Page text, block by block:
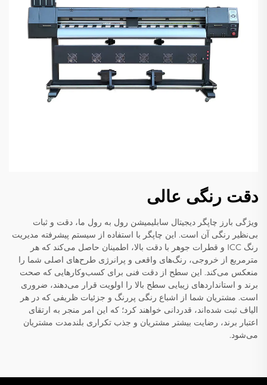
دقت رنگی عالی
ویژگی بارز چاپگر دیجیتال سابلیمیشن رول به رول ما، دقت و ثبات
بی‌نظیر رنگی آن است. این چاپگر با استفاده از سیستم پیشرفته مدیریت
رنگ ICC و قطرات جوهر با دقت بالا، اطمینان حاصل می‌کند که هر
مترمربع از خروجی، رنگ‌های واقعی و پرانرژی طرح‌های اصلی شما را
منعکس می‌کند. این سطح از دقت فنی برای کسب‌وکارهایی که صحت
برند و استانداردهای زیبایی سطح بالا را اولویت قرار می‌دهند، ضروری
است. مشتریان شما از اشباع رنگی پررنگ و جزئیات ظریفی که در هر
الیاف ثبت شده‌اند، قدردانی خواهند کرد؛ که این امر منجر به ارتقای
اعتبار برند، رضایت بیشتر مشتریان و جذب تکراری بلندمدت مشتریان
می‌شود.